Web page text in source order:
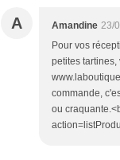
A Amandine 23/
Pour vos
petites
commande,
ou